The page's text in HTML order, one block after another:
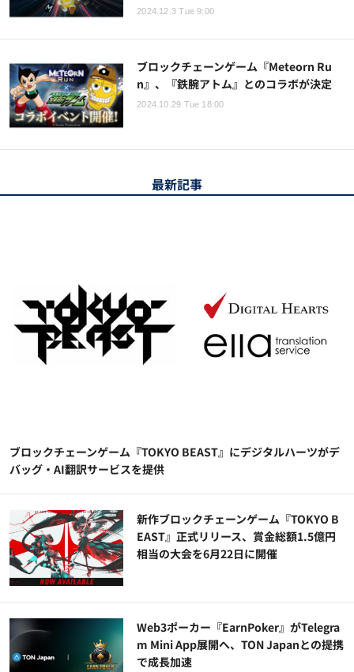
2024.12.3 Tue 9:00
ブロックチェーンゲーム『Meteorn Ru
n』、『鉄腕アトム』とのコラボが決定
2024.10.29 Tue 18:00
最新記事
ブロックチェーンゲーム『TOKYO BEAST』にデジタルハーツがデ
バッグ・AI翻訳サービスを提供
新作ブロックチェーンゲーム『TOKYO B
EAST』正式リリース、賞金総額1.5億円
相当の大会を6月22日に開催
Web3ポーカー『EarnPoker』がTelegra
m Mini App展開へ、TON Japanとの提携
で成長加速